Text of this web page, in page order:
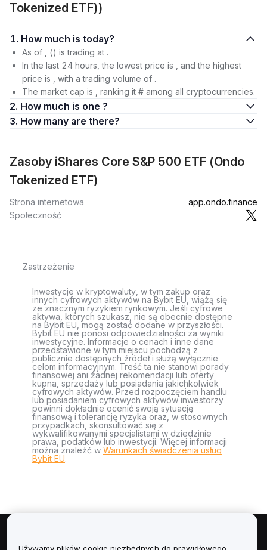
Tokenized ETF))
1. How much is today?
As of , () is trading at .
In the last 24 hours, the lowest price is , and the highest
price is , with a trading volume of .
The market cap is , ranking it # among all cryptocurrencies.
2. How much is one ?
3. How many are there?
Zasoby iShares Core S&P 500 ETF (Ondo
Tokenized ETF)
Strona internetowa
app.ondo.finance
Społeczność
Zastrzeżenie
Inwestycje w kryptowaluty, w tym zakup oraz
innych cyfrowych aktywów na Bybit EU, wiążą się
ze znacznym ryzykiem rynkowym. Jeśli cyfrowe
aktywa, których szukasz, nie są obecnie dostępne
na Bybit EU, mogą zostać dodane w przyszłości.
Bybit EU nie ponosi odpowiedzialności za wyniki
inwestycyjne. Informacje o cenach i inne dane
przedstawione w tym miejscu pochodzą z
publicznie dostępnych źródeł i służą wyłącznie
celom informacyjnym. Treść ta nie stanowi porady
finansowej ani żadnej rekomendacji lub oferty
kupna, sprzedaży lub posiadania jakichkolwiek
cyfrowych aktywów. Przed rozpoczęciem handlu
lub posiadaniem cyfrowych aktywów inwestorzy
powinni dokładnie ocenić swoją sytuację
finansową i tolerancję ryzyka oraz, w stosownych
przypadkach, skonsultować się z
wykwalifikowanymi specjalistami w dziedzinie
prawa, podatków lub inwestycji. Więcej informacji
można znaleźć w Warunkach świadczenia usług
Bybit EU.
Informacje